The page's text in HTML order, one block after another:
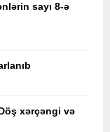
sayı 8-ə
xərçəngi və